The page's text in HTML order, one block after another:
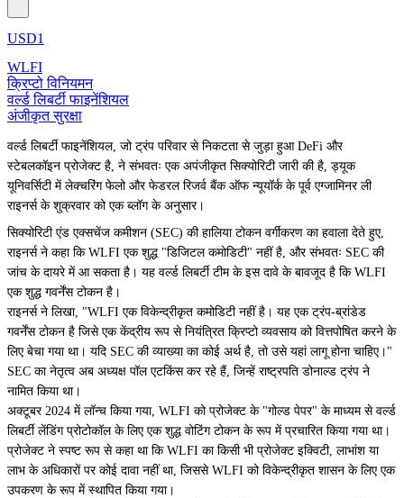
USD1
WLFI
क्रिप्टो विनियमन
वर्ल्ड लिबर्टी फाइनेंशियल
अंजीकृत सुरक्षा
वर्ल्ड लिबर्टी फाइनेंशियल, जो ट्रंप परिवार से निकटता से जुड़ा हुआ DeFi और
स्टेबलकॉइन प्रोजेक्ट है, ने संभवतः एक अपंजीकृत सिक्योरिटी जारी की है, ड्यूक
यूनिवर्सिटी में लेक्चरिंग फेलो और फेडरल रिजर्व बैंक ऑफ न्यूयॉर्क के पूर्व एग्जामिनर ली
राइनर्स के शुक्रवार को एक ब्लॉग के अनुसार।
सिक्योरिटी एंड एक्सचेंज कमीशन (SEC) की हालिया टोकन वर्गीकरण का हवाला देते हुए,
राइनर्स ने कहा कि WLFI एक शुद्ध "डिजिटल कमोडिटी" नहीं है, और संभवतः SEC की
जांच के दायरे में आ सकता है। यह वर्ल्ड लिबर्टी टीम के इस दावे के बावजूद है कि WLFI
एक शुद्ध गवर्नेंस टोकन है।
राइनर्स ने लिखा, "WLFI एक विकेन्द्रीकृत कमोडिटी नहीं है। यह एक ट्रंप-ब्रांडेड
गवर्नेंस टोकन है जिसे एक केंद्रीय रूप से नियंत्रित क्रिप्टो व्यवसाय को वित्तपोषित करने के
लिए बेचा गया था। यदि SEC की व्याख्या का कोई अर्थ है, तो उसे यहां लागू होना चाहिए।"
SEC का नेतृत्व अब अध्यक्ष पॉल एटकिंस कर रहे हैं, जिन्हें राष्ट्रपति डोनाल्ड ट्रंप ने
नामित किया था।
अक्टूबर 2024 में लॉन्च किया गया, WLFI को प्रोजेक्ट के "गोल्ड पेपर" के माध्यम से वर्ल्ड
लिबर्टी लेंडिंग प्रोटोकॉल के लिए एक शुद्ध वोटिंग टोकन के रूप में प्रचारित किया गया था।
प्रोजेक्ट ने स्पष्ट रूप से कहा था कि WLFI का किसी भी प्रोजेक्ट इक्विटी, लाभांश या
लाभ के अधिकारों पर कोई दावा नहीं था, जिससे WLFI को विकेन्द्रीकृत शासन के लिए एक
उपकरण के रूप में स्थापित किया गया।